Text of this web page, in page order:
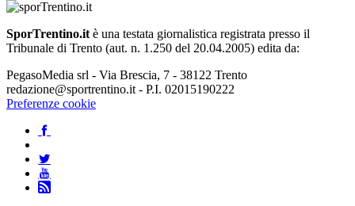
SporTrentino.it è una testata giornalistica registrata presso il
Tribunale di Trento (aut. n. 1.250 del 20.04.2005) edita da:
PegasoMedia srl - Via Brescia, 7 - 38122 Trento
redazione@sportrentino.it - P.I. 02015190222
Preferenze cookie